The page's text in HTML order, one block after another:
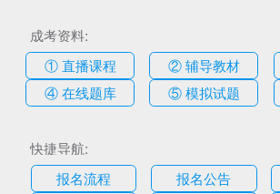
成考资料:
① 直播课程
② 辅导教材
④ 在线题库
⑤ 模拟试题
快捷导航:
报名流程
报名公告